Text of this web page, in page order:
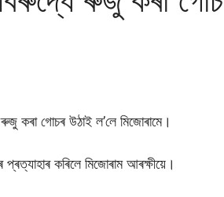
কৰা গোচৰ উঠাই ল’লে মিজোৰামে।
কৰিলে মিজোৰাম আৰক্ষীয়ে।